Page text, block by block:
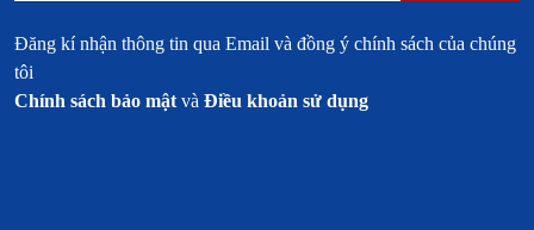
Đăng kí nhận thông tin qua Email và đồng ý chính sách của chúng
tôi
Chính sách bảo mật và Điều khoản sử dụng